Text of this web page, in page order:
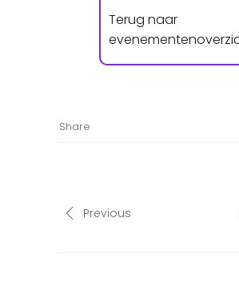
Terug naar
Share
Previous